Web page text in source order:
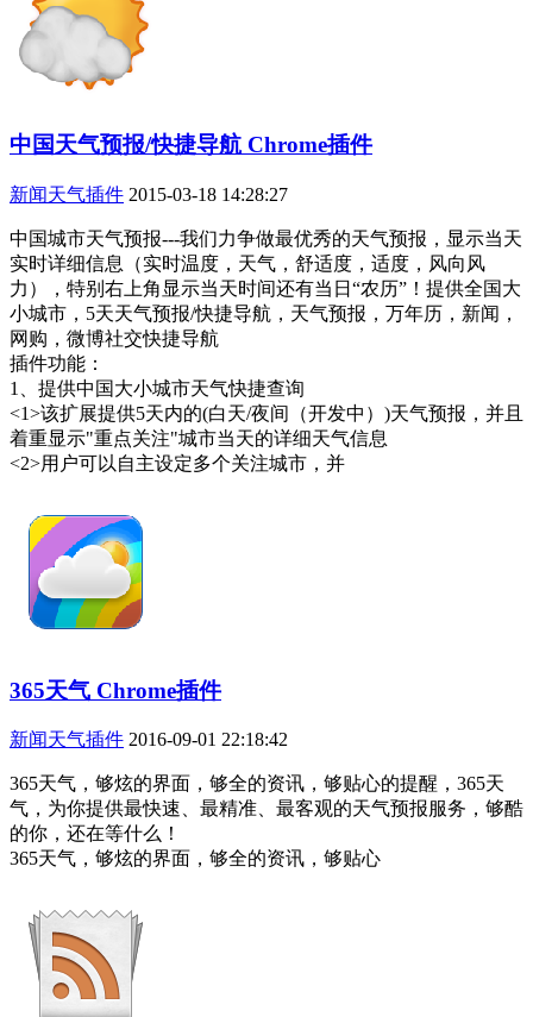
中国天气预报/快捷导航 Chrome插件
新闻天气插件 2015-03-18 14:28:27
中国城市天气预报---我们力争做最优秀的天气预报，显示当天
实时详细信息（实时温度，天气，舒适度，适度，风向风
力），特别右上角显示当天时间还有当日“农历”！提供全国大
小城市，5天天气预报/快捷导航，天气预报，万年历，新闻，
网购，微博社交快捷导航
插件功能：
1、提供中国大小城市天气快捷查询
<1>该扩展提供5天内的(白天/夜间（开发中）)天气预报，并且
着重显示"重点关注"城市当天的详细天气信息
<2>用户可以自主设定多个关注城市，并
365天气 Chrome插件
新闻天气插件 2016-09-01 22:18:42
365天气，够炫的界面，够全的资讯，够贴心的提醒，365天
气，为你提供最快速、最精准、最客观的天气预报服务，够酷
的你，还在等什么！
365天气，够炫的界面，够全的资讯，够贴心